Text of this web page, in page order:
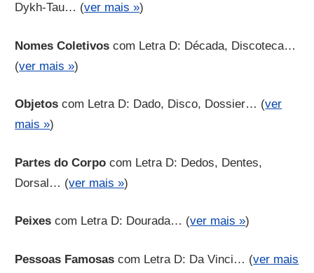
Dykh-Tau… (ver mais »)
Nomes Coletivos com Letra D: Década, Discoteca…
(ver mais »)
Objetos com Letra D: Dado, Disco, Dossier… (ver
mais »)
Partes do Corpo com Letra D: Dedos, Dentes,
Dorsal… (ver mais »)
Peixes com Letra D: Dourada… (ver mais »)
Pessoas Famosas com Letra D: Da Vinci… (ver mais